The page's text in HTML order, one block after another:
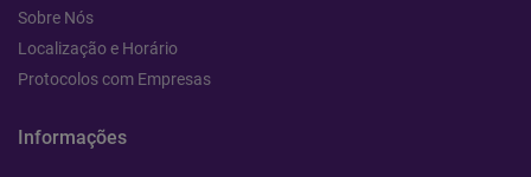
Sobre Nós
Localização e Horário
Protocolos com Empresas
Informações